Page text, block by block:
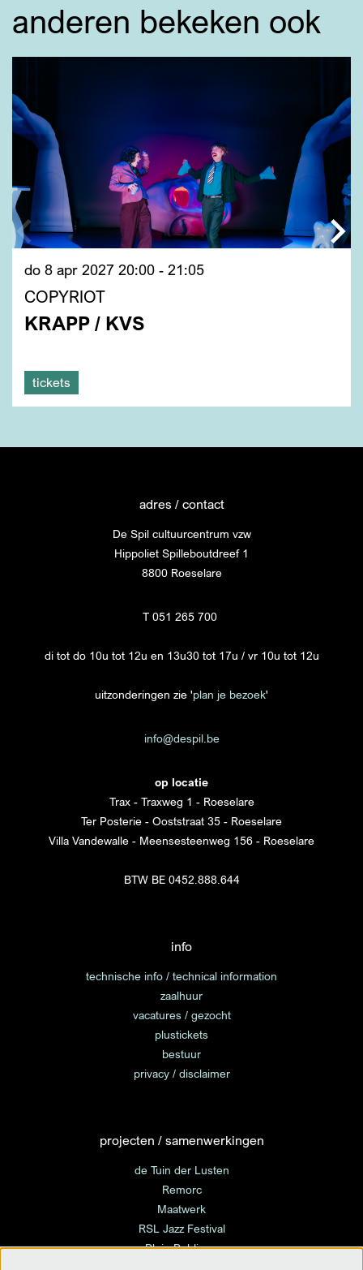
anderen bekeken ook
COPYRIOT
KRAPP / KVS
do 8 apr 2027 20:00 - 21:05
tickets
adres / contact
De Spil cultuurcentrum vzw
Hippoliet Spilleboutdreef 1
8800 Roeselare
T 051 265 700
di tot do 10u tot 12u en 13u30 tot 17u / vr 10u tot 12u
uitzonderingen zie 'plan je bezoek'
info@despil.be
op locatie
Trax - Traxweg 1 - Roeselare
Ter Posterie - Ooststraat 35 - Roeselare
Villa Vandewalle - Meensesteenweg 156 - Roeselare
BTW BE 0452.888.644
info
technische info / technical information
zaalhuur
vacatures / gezocht
plustickets
bestuur
privacy / disclaimer
projecten / samenwerkingen
de Tuin der Lusten
Remorc
Maatwerk
RSL Jazz Festival
Plein Publique